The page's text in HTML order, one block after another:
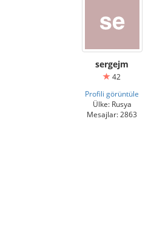
sergejm
42
Profili görüntüle
Ülke: Rusya
Mesajlar: 2863